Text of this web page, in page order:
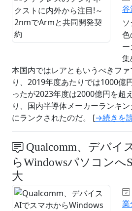
谷
色
集
本国内ではレアともいうべきフ
り、2019年度あたりでは1000億
ったが2023年度は2000億円を超
り、国内半導体メーカーランキ
にランクされたのだ。 [→続きを
Qualcomm、デバイ
らWindowsパソコンへ
大
業